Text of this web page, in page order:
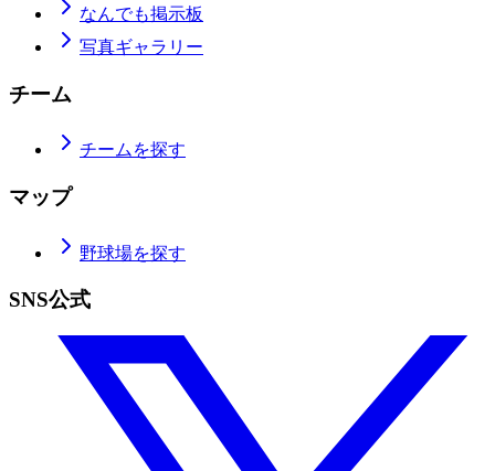
なんでも掲示板
写真ギャラリー
チーム
チームを探す
マップ
野球場を探す
SNS公式